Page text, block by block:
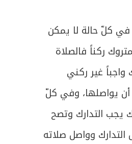
كلّ حالة لا يمكن
ركناً فالصلاة
واجباً غير ركني
يواصلها، وفي كلّ
يجب التدارك وتصح
التدارك وواصل صلاته
فاضل المؤنة
رأس السنة وكيفيته